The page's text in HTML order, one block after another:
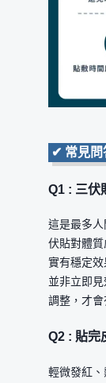
✔ 常見
Q1 : 三伏
這是最多
伏貼對體
實有穩定效
並非立即
調整，才會
Q2 : 貼完
輕微發紅